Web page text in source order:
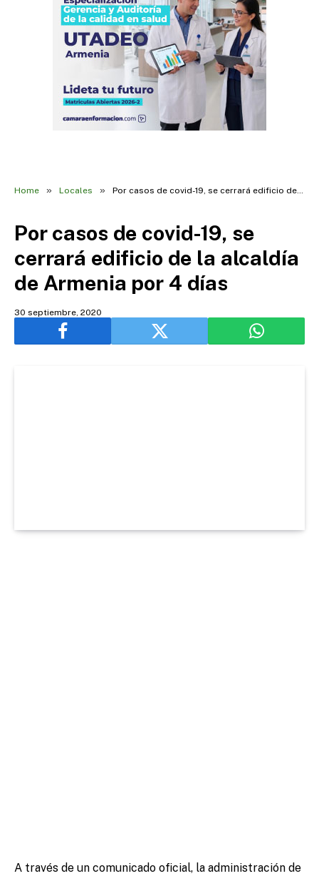
Home » Locales » Por casos de covid-19, se cerrará edificio de la alcaldía de Armenia por 4 días
Por casos de covid-19, se
cerrará edificio de la alcaldía
de Armenia por 4 días
30 septiembre, 2020
A través de un comunicado oficial, la administración de